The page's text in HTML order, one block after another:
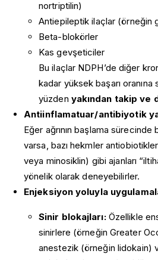
nortriptilin)
Antiepileptik ilaçlar (örneğin
Beta-blokörler
Kas gevşeticiler
Bu ilaçlar NDPH’de diğer
kadar yüksek başarı
yüzden yakından takip ve
Antiinflamatuar/antibiyotik
Eğer ağrının başlama
varsa, bazı hekmler
veya minosiklin) gibi ajanları
yönelik olarak deneyebilirler.
Enjeksiyon yoluyla
Sinir blokajları:Özellikle
sinirlere (örneğin Greater
anestezik (örneğin lidokain)